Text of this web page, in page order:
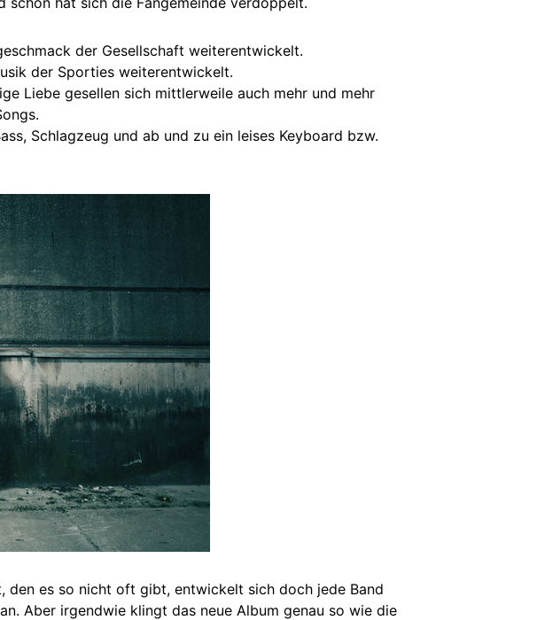
der Gesellschaft weiterentwickelt.
der Sporties weiterentwickelt.
Liebe gesellen sich mittlerweile auch mehr und mehr
Schlagzeug und ab und zu ein leises Keyboard bzw.
den es so nicht oft gibt, entwickelt sich doch jede Band
Aber irgendwie klingt das neue Album genau so wie die